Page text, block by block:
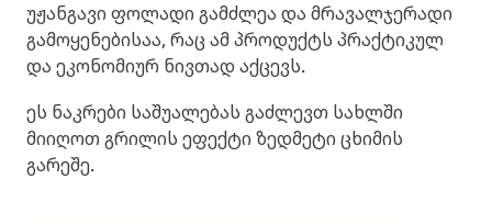
უჟანგავი ფოლადი გამძლეა და მრავალჯერადი
გამოყენებისაა, რაც ამ პროდუქტს პრაქტიკულ
და ეკონომიურ ნივთად აქცევს.
ეს ნაკრები საშუალებას გაძლევთ სახლში
მიიღოთ გრილის ეფექტი ზედმეტი ცხიმის
გარეშე.